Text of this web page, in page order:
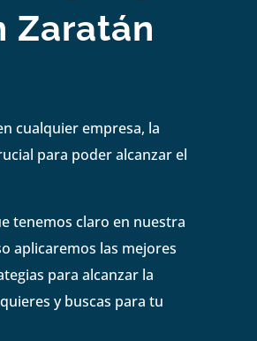
Zaratán
cualquier empresa, la
para poder alcanzar el
tenemos claro en nuestra
aplicaremos las mejores
para alcanzar la
y buscas para tu